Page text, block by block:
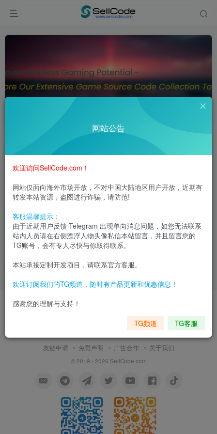
共1篇
PE包网半岛棋牌电玩程序
会员专属 棋牌
10月14日 14:51 5
World's leading Code marketplace
友链申请 免责声明 广告合作 关于我们
© 2019 - 2026 SellCode.com
网站公告
欢迎访问SellCode.com！
网站仅面向海外市场开放，不对中国大陆地区用户开放，近期有
转发本站资源，盗图进行诈骗，请防范!
客服温馨提示：
由于近期用户反馈 Telegram 出现单向消息问题，如您无法联系
站内人员请在右侧漂浮人物头像私信本站留言，并且留言您的
TG账号，会有专人尽快与你取得联系。
本站承接定制开发项目，请联系官方客服。
欢迎订阅我们的TG频道，随时有产品更新和优惠信息！
感谢您的理解与支持！
TG频道 TG客服